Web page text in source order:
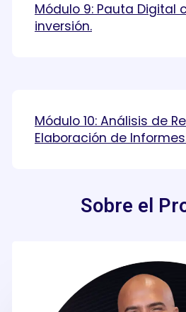
Módulo 9: Pauta Digital
inversión.
Módulo 10: Análisis de
Elaboración de
Sobre el